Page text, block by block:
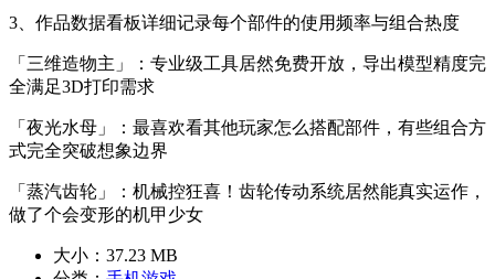
3、作品数据看板详细记录每个部件的使用频率与组合热度
「三维造物主」：专业级工具居然免费开放，导出模型精度完
全满足3D打印需求
「夜光水母」：最喜欢看其他玩家怎么搭配部件，有些组合方
式完全突破想象边界
「蒸汽齿轮」：机械控狂喜！齿轮传动系统居然能真实运作，
做了个会变形的机甲少女
大小： 37.23 MB